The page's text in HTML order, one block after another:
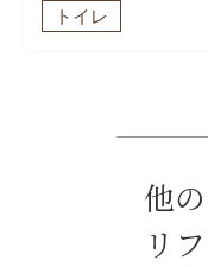
トイレ
他
リ